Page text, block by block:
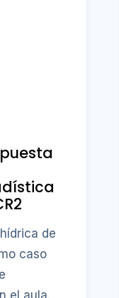
de
caso
el aula.